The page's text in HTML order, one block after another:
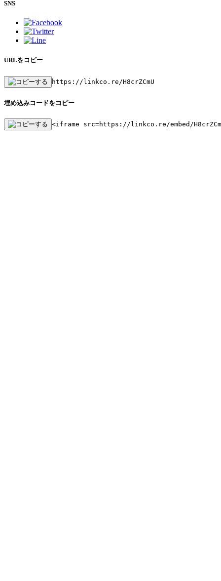
SNS
URLをコピー
https://linkco.re/H8crZCmU
埋め込みコードをコピー
<iframe src=https://linkco.re/embed/